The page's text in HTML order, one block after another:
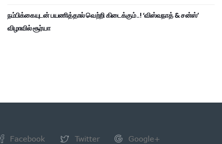
நம்பிக்கையுடன் பயணித்தால் வெற்றி கிடைக்கும்..! ‘விஸ்வநாத் & சன்ஸ்’
விழாவில் சூர்யா
Facebook Twitter
Google+